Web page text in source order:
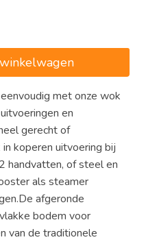
met onze wok
en
gerecht of
koperen uitvoering bij
handvatten, of steel en
als steamer
afgeronde
bodem voor
van de traditionele